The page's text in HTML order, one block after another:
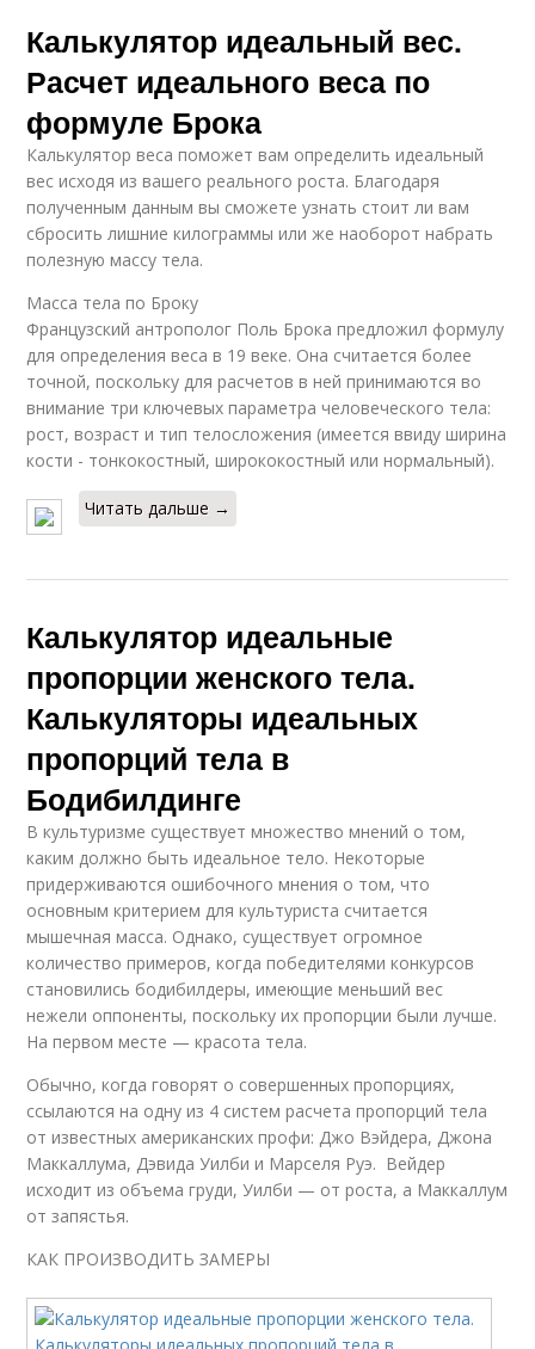
Калькулятор идеальный вес.
Расчет идеального веса по
формуле Брока
Калькулятор веса поможет вам определить идеальный
вес исходя из вашего реального роста. Благодаря
полученным данным вы сможете узнать стоит ли вам
сбросить лишние килограммы или же наоборот набрать
полезную массу тела.
Масса тела по Броку
Французский антрополог Поль Брока предложил формулу
для определения веса в 19 веке. Она считается более
точной, поскольку для расчетов в ней принимаются во
внимание три ключевых параметра человеческого тела:
рост, возраст и тип телосложения (имеется ввиду ширина
кости - тонкокостный, ширококостный или нормальный).
Читать дальше →
Калькулятор идеальные
пропорции женского тела.
Калькуляторы идеальных
пропорций тела в
Бодибилдинге
В культуризме существует множество мнений о том,
каким должно быть идеальное тело. Некоторые
придерживаются ошибочного мнения о том, что
основным критерием для культуриста считается
мышечная масса. Однако, существует огромное
количество примеров, когда победителями конкурсов
становились бодибилдеры, имеющие меньший вес
нежели оппоненты, поскольку их пропорции были лучше.
На первом месте — красота тела.
Обычно, когда говорят о совершенных пропорциях,
ссылаются на одну из 4 систем расчета пропорций тела
от известных американских профи: Джо Вэйдера, Джона
Маккаллума, Дэвида Уилби и Марселя Руэ. Вейдер
исходит из объема груди, Уилби — от роста, а Маккаллум
от запястья.
КАК ПРОИЗВОДИТЬ ЗАМЕРЫ